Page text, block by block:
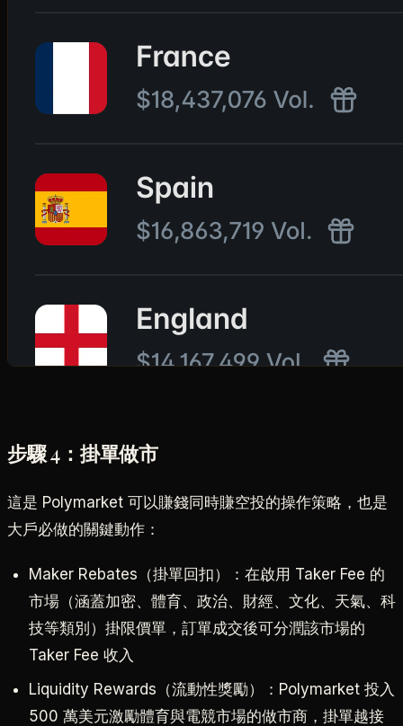
步驟 4：掛單做市
這是 Polymarket 可以賺錢同時賺空投的操作策略，也是
大戶必做的關鍵動作：
Maker Rebates（掛單回扣）：在啟用 Taker Fee 的
市場（涵蓋加密、體育、政治、財經、文化、天氣、科
技等類別）掛限價單，訂單成交後可分潤該市場的
Taker Fee 收入
Liquidity Rewards（流動性獎勵）：Polymarket 投入
500 萬美元激勵體育與電競市場的做市商，掛單越接